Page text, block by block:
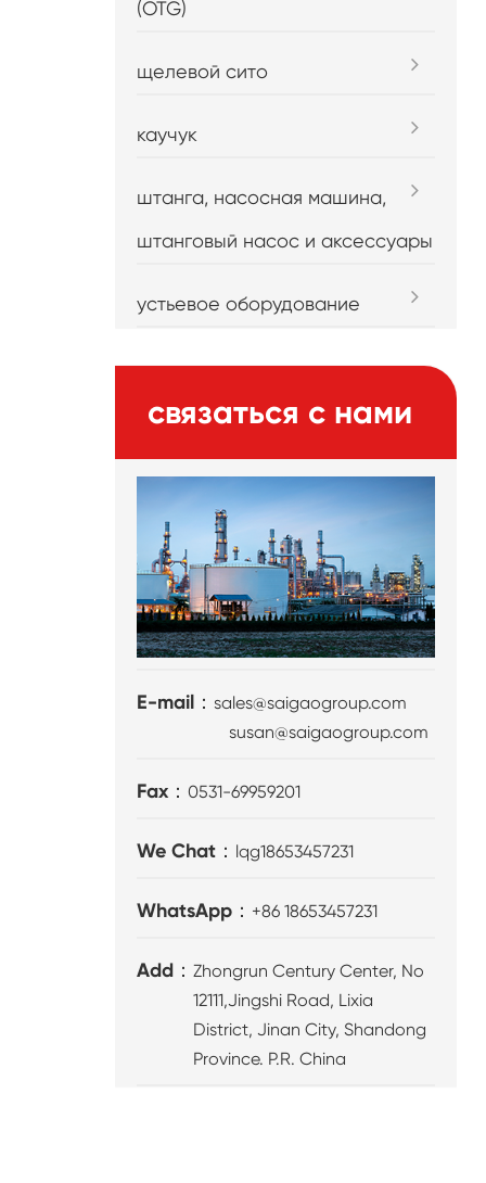
(OTG)
щелевой сито
каучук
штанга, насосная машина,
штанговый насос и аксессуары
устьевое оборудование
связаться с нами
E-mail：sales@saigaogroup.com
susan@saigaogroup.com
Fax：0531-69959201
We Chat： lqg18653457231
WhatsApp： +86 18653457231
Add：Zhongrun Century Center, No
12111,Jingshi Road, Lixia
District, Jinan City, Shandong
Province. P.R. China